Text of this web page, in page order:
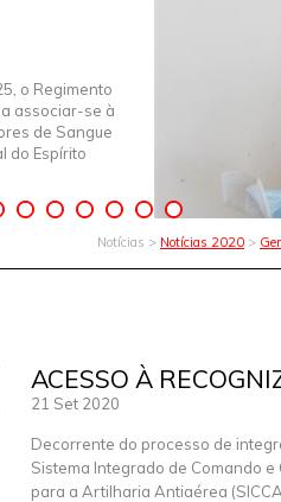
o Regimento
a associar-se à
de Sangue
do Espírito
Notícias > Notícias 2020 >
ACESSO À
21 Set 2020
Decorrente do processo de
Sistema Integrado de Comando e
para a Artilharia Antiaérea